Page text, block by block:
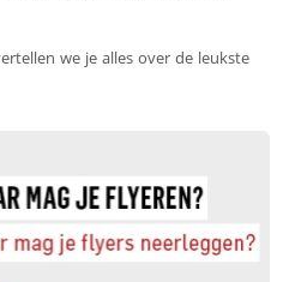
we je alles over de leukste